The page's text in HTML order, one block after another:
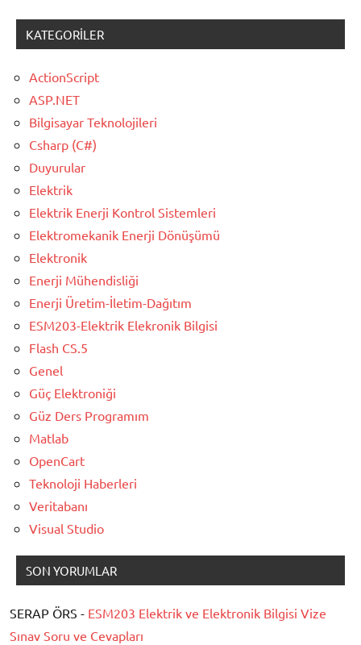
KATEGORILER
ActionScript
ASP.NET
Bilgisayar Teknolojileri
Csharp (C#)
Duyurular
Elektrik
Elektrik Enerji Kontrol Sistemleri
Elektromekanik Enerji Dönüşümü
Elektronik
Enerji Mühendisliği
Enerji Üretim-İletim-Dağıtım
ESM203-Elektrik Elekronik Bilgisi
Flash CS.5
Genel
Güç Elektroniği
Güz Ders Programım
Matlab
OpenCart
Teknoloji Haberleri
Veritabanı
Visual Studio
SON YORUMLAR
SERAP ÖRS - ESM203 Elektrik ve Elektronik Bilgisi Vize
Sınav Soru ve Cevapları